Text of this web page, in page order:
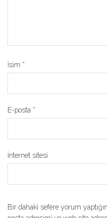
İsim *
E-posta *
İnternet sitesi
Bir dahaki sefere yorum